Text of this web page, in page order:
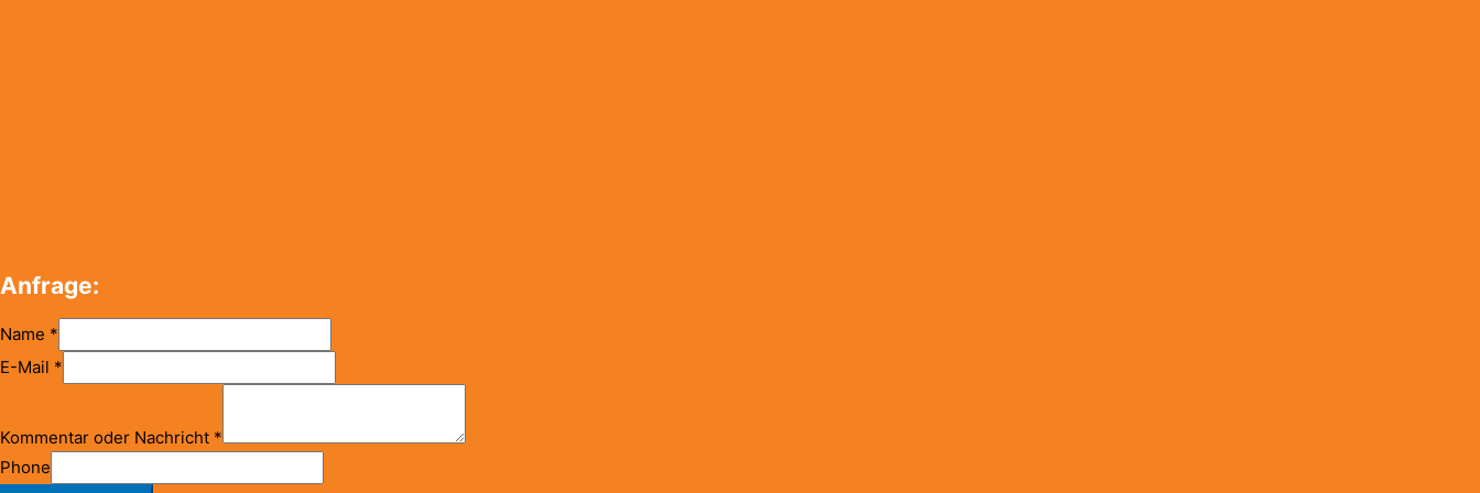
Anfrage:
Name *
E-Mail *
Kommentar oder Nachricht *
Phone